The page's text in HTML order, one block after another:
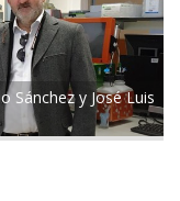
Sánchez y José Luis